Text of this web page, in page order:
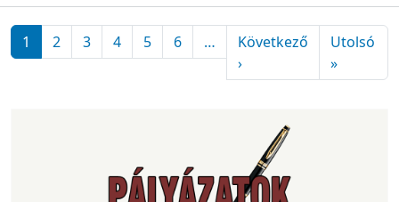
Oldalszámozás
1 2 3 4 5 6 …
Következő
›Következő oldal
Utolsó
»Utolsó